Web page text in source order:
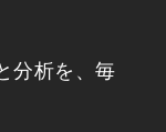
分析を、毎